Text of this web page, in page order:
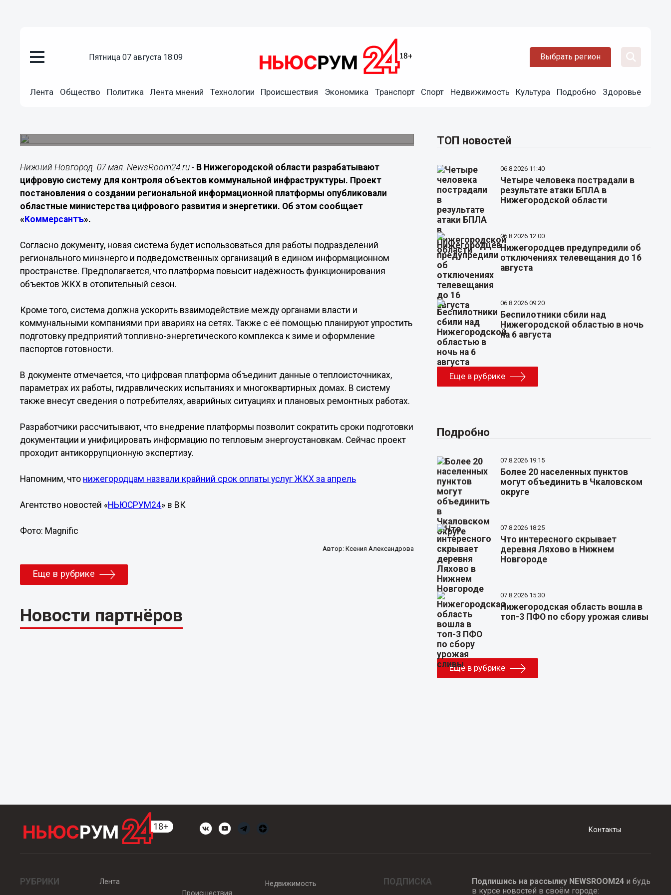
пятница 07 августа 18:09 Выбрать регион
Лента Общество Политика Лента мнений Технологии Происшествия Экономика Транспорт Спорт Недвижимость Культура Подробно Здоровье
Цифровую платформу для контроля за ЖКХ внедряют в
Нижний Новгород. 07 мая. NewsRoom24.ru - В Нижегородской области разрабатывают
цифровую систему для контроля объектов коммунальной инфраструктуры. Проект
постановления о создании региональной информационной платформы опубликовали
областные министерства цифрового развития и энергетики. Об этом сообщает
« Коммерсантъ».
Согласно документу, новая система будет использоваться для работы подразделений
регионального минэнерго и подведомственных организаций в едином информационном
пространстве. Предполагается, что платформа повысит надёжность функционирования
объектов ЖКХ в отопительный сезон.
Кроме того, система должна ускорить взаимодействие между органами власти и
коммунальными компаниями при авариях на сетях. Также с её помощью планируют упростить
подготовку предприятий топливно-энергетического комплекса к зиме и оформление
паспортов готовности.
В документе отмечается, что цифровая платформа объединит данные о теплоисточниках,
параметрах их работы, гидравлических испытаниях и многоквартирных домах. В систему
также внесут сведения о потребителях, аварийных ситуациях и плановых ремонтных работах.
Разработчики рассчитывают, что внедрение платформы позволит сократить сроки подготовки
документации и унифицировать информацию по тепловым энергоустановкам. Сейчас проект
проходит антикоррупционную экспертизу.
Напомним, что нижегородцам назвали крайний срок оплаты услуг ЖКХ за апрель
Агентство новостей «НЬЮСРУМ24» в ВК
Фото: Magnific
Автор: Ксения Александрова
Еще в рубрике
Новости партнёров
ТОП новостей
06.8.2026 11:40
Четыре человека пострадали в
результате атаки БПЛА в
Нижегородской области
06.8.2026 12:00
Нижегородцев предупредили об
отключениях телевещания до 16
августа
06.8.2026 09:20
Беспилотники сбили над
Нижегородской областью в ночь
на 6 августа
Еще в рубрике
Подробно
07.8.2026 19:15
Более 20 населенных пунктов
могут объединить в Чкаловском
округе
07.8.2026 18:25
Что интересного скрывает
деревня Ляхово в Нижнем
Новгороде
07.8.2026 15:30
Нижегородская область вошла в
топ-3 ПФО по сбору урожая сливы
Еще в рубрике
Контакты
РУБРИКИ
Лента
Происшествия
Недвижимость ПОДПИСКА Подпишись на рассылку NEWSROOM24и будь
в курсе новостей в своём городе: